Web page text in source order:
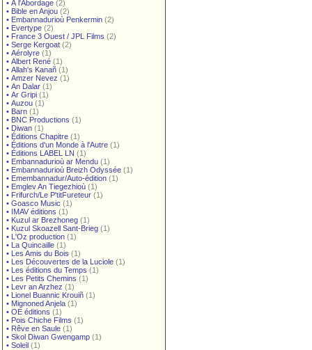
• À l'Abordage (2)
• Bible en Anjou (2)
• Embannadurioù Penkermin (2)
• Evertype (2)
• France 3 Ouest / JPL Films (2)
• Serge Kergoat (2)
• Aérolyre (1)
• Albert René (1)
• Allah's Kanañ (1)
• Amzer Nevez (1)
• An Dalar (1)
• Ar Gripi (1)
• Auzou (1)
• Barn (1)
• BNC Productions (1)
• Diwan (1)
• Éditions Chapitre (1)
• Éditions d'un Monde à l'Autre (1)
• Éditions LABEL LN (1)
• Embannadurioù ar Mendu (1)
• Embannadurioù Breizh Odyssée (1)
• Emembannadur/Auto-édition (1)
• Emglev An Tiegezhioù (1)
• Frifurch/Le P'titFureteur (1)
• Goasco Music (1)
• IMAV éditions (1)
• Kuzul ar Brezhoneg (1)
• Kuzul Skoazell Sant-Brieg (1)
• L'Oz production (1)
• La Quincaille (1)
• Les Amis du Bois (1)
• Les Découvertes de la Luciole (1)
• Les éditions du Temps (1)
• Les Petits Chemins (1)
• Levr an Arzhez (1)
• Lionel Buannic Krouiñ (1)
• Mignoned Anjela (1)
• OE éditions (1)
• Pois Chiche Films (1)
• Rêve en Saule (1)
• Skol Diwan Gwengamp (1)
• Soleil (1)